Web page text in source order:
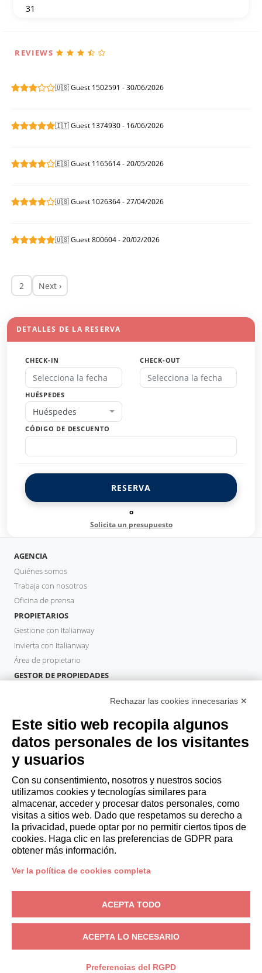
31
REVIEWS
🇺🇸 Guest 1502591 - 30/06/2026
🇮🇹 Guest 1374930 - 16/06/2026
🇪🇸 Guest 1165614 - 20/05/2026
🇺🇸 Guest 1026364 - 27/04/2026
🇺🇸 Guest 800604 - 20/02/2026
2 Next ›
DETALLES DE LA RESERVA
CHECK-IN CHECK-OUT
HUÉSPEDES
Huéspedes
CÓDIGO DE DESCUENTO
RESERVA
o
Solicita un presupuesto
AGENCIA
Quiénes somos
Trabaja con nosotros
Oficina de prensa
PROPIETARIOS
Gestione con Italianway
Invierta con Italianway
Área de propietario
GESTOR DE PROPIEDADES
HUÉSPEDES
Reserve una estancia
Estancias largas
Experiencias para los Huéspedes
Descuentos para husespedes
Convenios para empresas
booking@italianway.house
+390286882952
N.° de IVA: 08839180968 -PMI Innovativa
Privacidad-Condiciones-Cookies-Whistleblowing
Rechazar las cookies innecesarias ✕
Este sitio web recopila algunos
datos personales de los visitantes
y usuarios
Con su consentimiento, nosotros y nuestros socios
utilizamos cookies y tecnologías similares para
almacenar, acceder y procesar datos personales, como
visitas a sitios web. Dado que respetamos su derecho a
la privacidad, puede optar por no permitir ciertos tipos de
cookies. Haga clic en las preferencias de GDPR para
obtener más información.
Ver la política de cookies completa
ACEPTA TODO
ACEPTA LO NECESARIO
Preferencias del RGPD